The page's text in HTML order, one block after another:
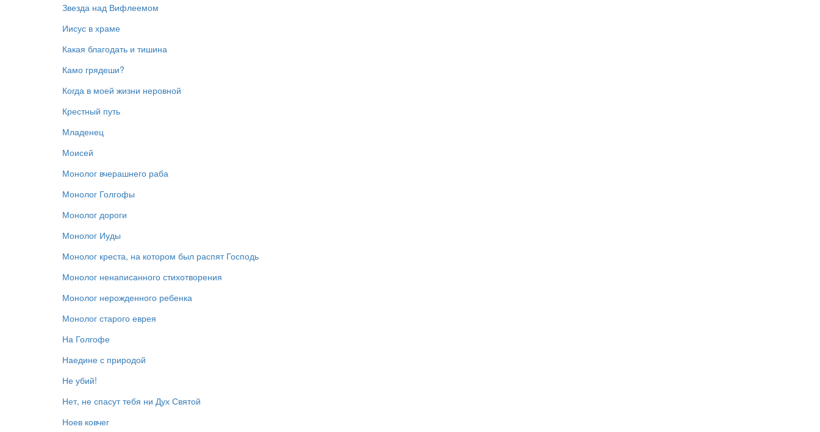
Звезда над Вифлеемом
Иисус в храме
Какая благодать и тишина
Камо грядеши?
Когда в моей жизни неровной
Крестный путь
Младенец
Моисей
Монолог вчерашнего раба
Монолог Голгофы
Монолог дороги
Монолог Иуды
Монолог креста, на котором был распят Господь
Монолог ненаписанного стихотворения
Монолог нерожденного ребенка
Монолог старого еврея
На Голгофе
Наедине с природой
Не убий!
Нет, не спасут тебя ни Дух Святой
Ноев ковчег